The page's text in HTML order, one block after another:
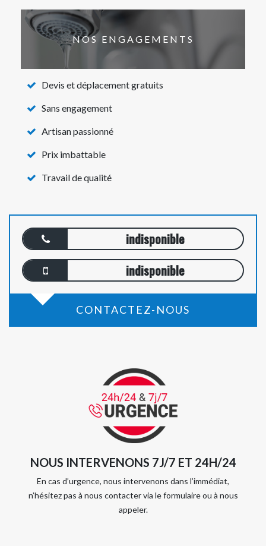
NOS ENGAGEMENTS
Devis et déplacement gratuits
Sans engagement
Artisan passionné
Prix imbattable
Travail de qualité
indisponible
indisponible
CONTACTEZ-NOUS
NOUS INTERVENONS 7J/7 ET 24H/24
En cas d’urgence, nous intervenons dans l’immédiat,
n’hésitez pas à nous contacter via le formulaire ou à nous
appeler.